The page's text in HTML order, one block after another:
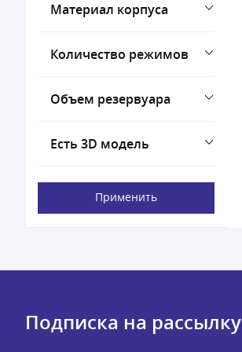
Материал корпуса
Количество режимов
Объем резервуара
Есть 3D модель
Применить
Подписка на рассылку